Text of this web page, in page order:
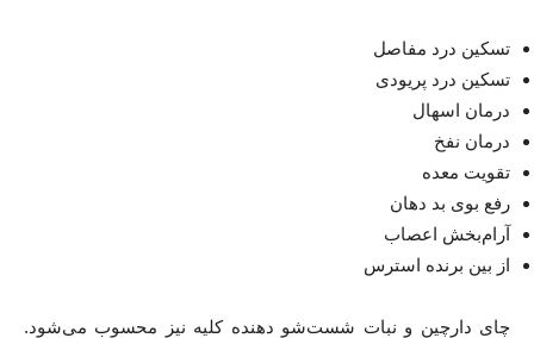
تسکین درد مفاصل
تسکین درد پریودی
درمان اسهال
درمان نفخ
تقویت معده
رفع بوی بد دهان
آرام‌بخش اعصاب
از بین برنده استرس
چای دارچین و نبات شست‌شو دهنده کلیه نیز محسوب می‌شود.